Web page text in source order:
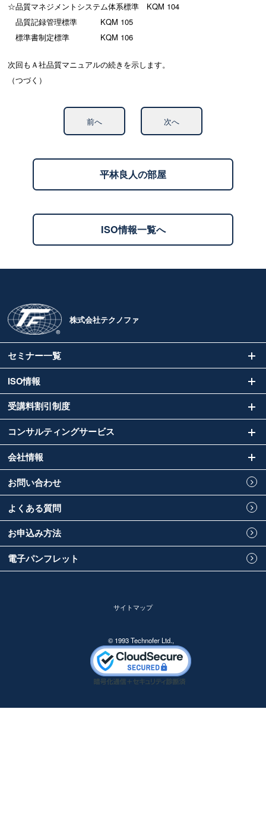
☆品質マネジメントシステム体系標準 KQM 104
品質記録管理標準 KQM 105
標準書制定標準 KQM 106
次回もＡ社品質マニュアルの続きを示します。
（つづく）
前へ 次へ
平林良人の部屋
ISO情報一覧へ
株式会社テクノファ
セミナー一覧
ISO情報
受講料割引制度
コンサルティングサービス
会社情報
お問い合わせ
よくある質問
お申込み方法
電子パンフレット
サイトマップ
© 1993 Technofer Ltd.,